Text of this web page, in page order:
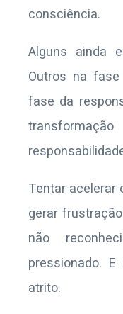
consciência.
Alguns ainda
Outros na
fase da
Tentar acelerar
gerar
não
pressionado.
atrito.